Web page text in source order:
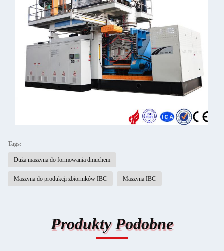
Tags:
Duża maszyna do formowania dmuchem
Maszyna do produkcji zbiorników IBC Maszyna IBC
Produkty Podobne